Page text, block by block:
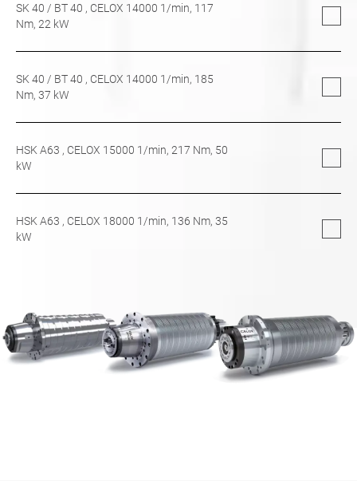
SK 40 / BT 40 , CELOX 14000 1/min, 117
Nm, 22 kW
SK 40 / BT 40 , CELOX 14000 1/min, 185
Nm, 37 kW
HSK A63 , CELOX 15000 1/min, 217 Nm, 50
kW
HSK A63 , CELOX 18000 1/min, 136 Nm, 35
kW